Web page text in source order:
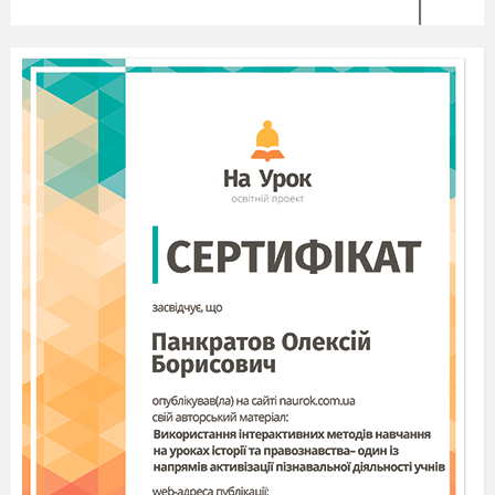
поміркуємо: Що таке 1 кВт/год енергії для
людини?
1. Це 50 год
слухати радіо (Слайд 4 )
110 год бритися електробритвою
(Слайд 4)
3. 2 год пилососити (Слайд 5
)
кольоровий телевізор
5.
Приймати 5-хвилинний душ
)
6. Нагріти на 6 С повну ванну води
(150 л) (Слайд 6)
Який висновок зробимо? 1 кВт/год